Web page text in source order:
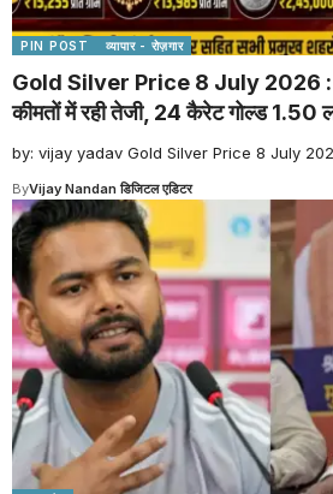
PIN POST व्यापार - रोज़गार
Gold Silver Price 8 July 2026 :
कीमतों में रही तेजी, 24 कैरेट गोल्ड 1.50
by: vijay yadav Gold Silver Price 8 July
ByVijay Nandan डिजिटल एडिटर